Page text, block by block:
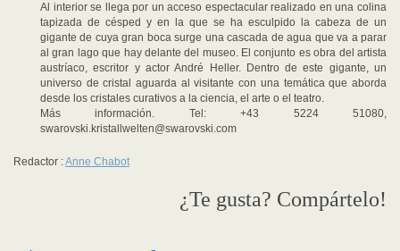
Al interior se llega por un acceso espectacular realizado en una colina
tapizada de césped y en la que se ha esculpido la cabeza de un
gigante de cuya gran boca surge una cascada de agua que va a parar
al gran lago que hay delante del museo. El conjunto es obra del artista
austríaco, escritor y actor André Heller. Dentro de este gigante, un
universo de cristal aguarda al visitante con una temática que aborda
desde los cristales curativos a la ciencia, el arte o el teatro.
Más información. Tel: +43 5224 51080,
swarovski.kristallwelten@swarovski.com
Redactor :Anne Chabot
¿Te gusta? Compártelo!